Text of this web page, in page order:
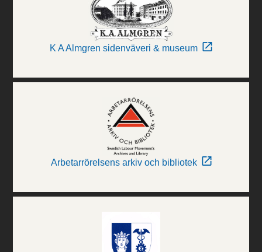
K A Almgren sidenväveri & museum
Arbetarrörelsens arkiv och bibliotek